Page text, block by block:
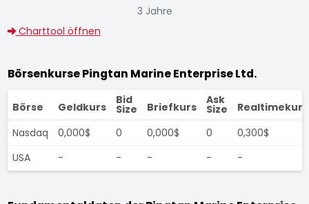
3 Jahre
Charttool öffnen
Börsenkurse Pingtan Marine Enterprise Ltd.
Börse Geldkurs
Bid
Size Briefkurs
Ask
Size
Realtimekurs
Nasdaq
0,000$ 0 0,000$ 0
0,300$
USA
- - - - -